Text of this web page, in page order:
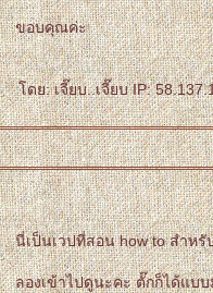
ขอบคุณค่ะ
ดย: เจี๊ยบ..เจี๊ยบ IP:
นี่เป็นเวปที่สอน how to สำห
ลองเข้าไปดูนะคะ ตั๊กก็ได้แบ